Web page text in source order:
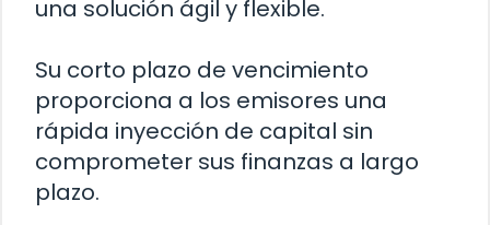
una solución ágil y flexible.
Su corto plazo de vencimiento
proporciona a los emisores una
rápida inyección de capital sin
comprometer sus finanzas a largo
plazo.